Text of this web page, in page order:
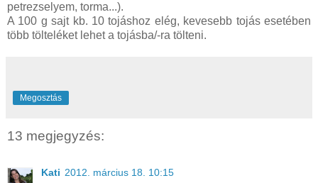
petrezselyem, torma...).
A 100 g sajt kb. 10 tojáshoz elég, kevesebb tojás esetében
több tölteléket lehet a tojásba/-ra tölteni.
Megosztás
13 megjegyzés:
Kati 2012. március 18. 10:15